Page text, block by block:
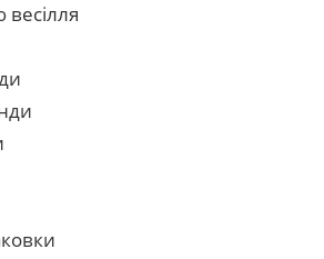
весілля